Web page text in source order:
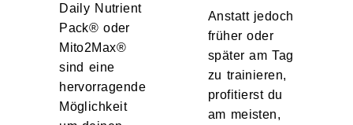
Daily Nutrient
Pack® oder
Mito2Max®
sind eine
hervorragende
Möglichkeit
Anstatt jedoch
früher oder
später am Tag
zu trainieren,
profitierst du
am meisten,